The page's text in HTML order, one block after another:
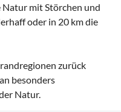
mit Störchen und
oder in 20 km die
zurück
besonders
Natur.